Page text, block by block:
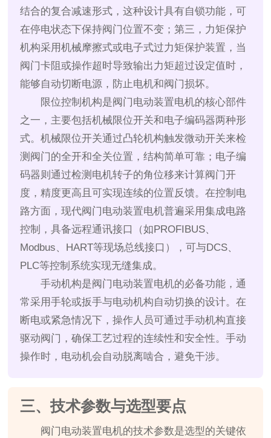
结合的复合减速形式，这种设计具有自锁功能，可
在停电状态下保持阀门位置不变；第三，力矩保护
机构采用机械摩擦式或电子式过力矩保护装置，当
阀门卡阻或操作超时导致输出力矩超过设定值时，
能够自动切断电源，防止电机和阀门损坏。
限位控制机构是阀门电动装置电机的核心部件
之一，主要包括机械限位开关和电子编码器两种形
式。机械限位开关通过凸轮机构触发微动开关来检
测阀门的全开和全关位置，结构简单可靠；电子编
码器则通过检测电机转子的角位移来计算阀门开
度，精度更高且可实现连续的位置反馈。在控制电
路方面，现代阀门电动装置电机普遍采用集成电路
控制，具备远程通讯接口（如PROFIBUS、
Modbus、HART等现场总线接口），可与DCS、
PLC等控制系统实现无缝集成。
手动机构是阀门电动装置电机的必备功能，通
常采用手轮或扳手与电动机构自动切换的设计。在
断电或紧急情况下，操作人员可通过手动机构直接
驱动阀门，确保工艺过程的连续性和安全性。手动
操作时，电动机会自动脱离啮合，避免干涉。
三、技术参数与选型要点
阀门电动装置电机的技术参数是选型的关键依